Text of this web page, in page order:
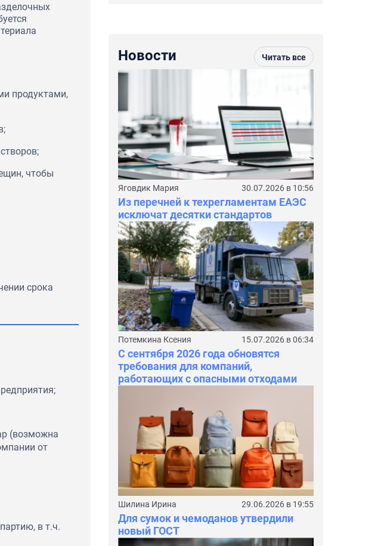
продуктами,
чтобы
срока
(возможна
от
в т.ч.
Новости Читать все
Яговдик Мария 30.07.2026 в 10:56
Из перечней к техрегламентам ЕАЭС
исключат десятки стандартов
Потемкина Ксения 15.07.2026 в 06:34
С сентября 2026 года обновятся
требования для компаний,
работающих с опасными отходами
Шилина Ирина 29.06.2026 в 19:55
Для сумок и чемоданов утвердили
новый ГОСТ